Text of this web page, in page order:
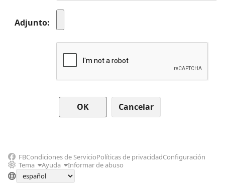
Adjunto
Cancelar
FBCondiciones de ServicioPolíticas de privacidadConfiguración
Tema
Ayuda Informar de abuso